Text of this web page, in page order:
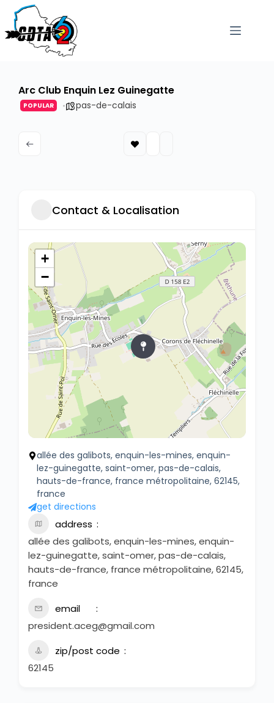
passer
contenu
Arc Club Enquin Lez Guinegatte
POPULAR pas-de-calais
Contact & Localisation
+
−
allée des galibots, enquin-les-mines, enquin-
lez-guinegatte, saint-omer, pas-de-calais,
hauts-de-france, france métropolitaine, 62145,
france
get directions
address
allée des galibots, enquin-les-mines, enquin-
lez-guinegatte, saint-omer, pas-de-calais,
hauts-de-france, france métropolitaine, 62145,
france
email
president.aceg@gmail.com
zip/post code
62145